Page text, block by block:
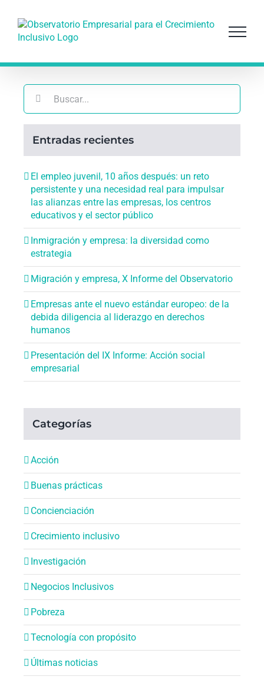
contenido
Buscar:
Entradas recientes
El empleo juvenil, 10 años después: un reto
persistente y una necesidad real para impulsar
las alianzas entre las empresas, los centros
educativos y el sector público
Inmigración y empresa: la diversidad como
estrategia
Migración y empresa, X Informe del Observatorio
Empresas ante el nuevo estándar europeo: de la
debida diligencia al liderazgo en derechos
humanos
Presentación del IX Informe: Acción social
empresarial
Categorías
Acción
Buenas prácticas
Concienciación
Crecimiento inclusivo
Investigación
Negocios Inclusivos
Pobreza
Tecnología con propósito
Últimas noticias